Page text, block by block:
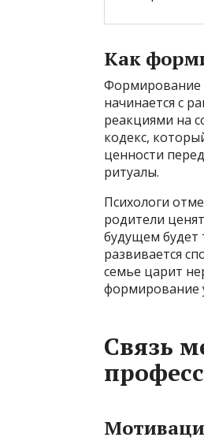
Как
Формирование
начинается с
реакциями на
кодекс,
ценности
ритуалы.
Психологи
родители
будущем будет
развивается
семье царит
формирование
Связь